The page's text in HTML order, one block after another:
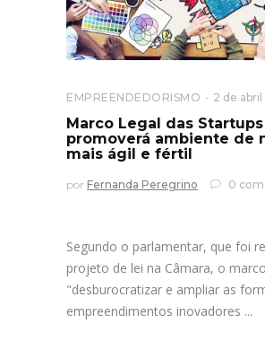
EMPREENDEDORISMO 2 de abril
Marco Legal das Startups
promoverá ambiente de
mais ágil e fértil
por Fernanda Peregrino 0
Segundo o parlamentar, que foi
projeto de lei na Câmara, o
"desburocratizar e ampliar as
empreendimentos inovadores